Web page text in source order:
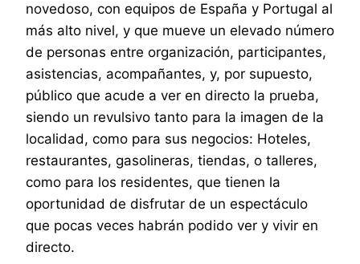
novedoso, con equipos de España y Portugal al
más alto nivel, y que mueve un elevado número
de personas entre organización, participantes,
asistencias, acompañantes, y, por supuesto,
público que acude a ver en directo la prueba,
siendo un revulsivo tanto para la imagen de la
localidad, como para sus negocios: Hoteles,
restaurantes, gasolineras, tiendas, o talleres,
como para los residentes, que tienen la
oportunidad de disfrutar de un espectáculo
que pocas veces habrán podido ver y vivir en
directo.